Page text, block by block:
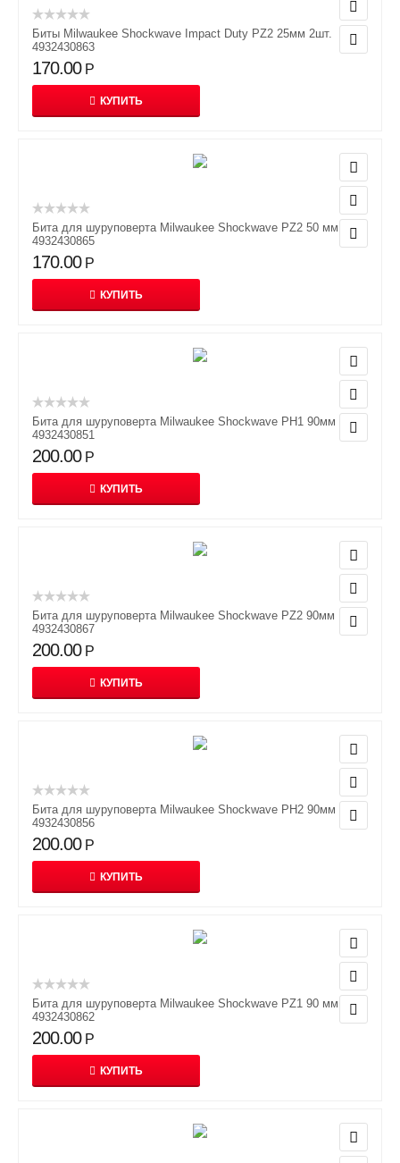
Биты Milwaukee Shockwave Impact Duty PZ2 25мм 2шт.
4932430863
170.00 Р
КУПИТЬ
Бита для шуруповерта Milwaukee Shockwave PZ2 50 мм
4932430865
170.00 Р
КУПИТЬ
Бита для шуруповерта Milwaukee Shockwave PH1 90мм
4932430851
200.00 Р
КУПИТЬ
Бита для шуруповерта Milwaukee Shockwave PZ2 90мм
4932430867
200.00 Р
КУПИТЬ
Бита для шуруповерта Milwaukee Shockwave PH2 90мм
4932430856
200.00 Р
КУПИТЬ
Бита для шуруповерта Milwaukee Shockwave PZ1 90 мм
4932430862
200.00 Р
КУПИТЬ